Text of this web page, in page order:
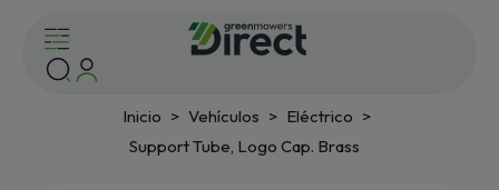
Inicio Vehículos
Eléctrico
Support Tube, Logo Cap. Brass